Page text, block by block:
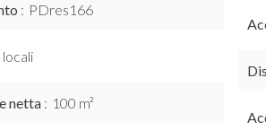
PDres166
locali
netta 100 m²